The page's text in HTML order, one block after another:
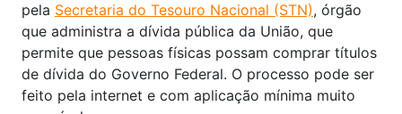
pela Secretaria do Tesouro Nacional (STN), órgão
que administra a dívida pública da União, que
permite que pessoas físicas possam comprar títulos
de dívida do Governo Federal. O processo pode ser
feito pela internet e com aplicação mínima muito